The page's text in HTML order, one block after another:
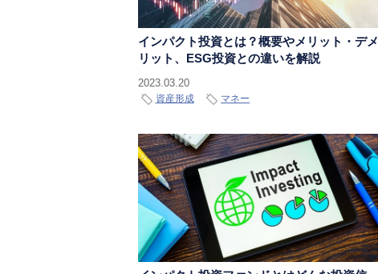
インパクト投資とは？概要やメリット・デメ
リット、ESG投資との違いを解説
2023.03.20
資産形成 マネー